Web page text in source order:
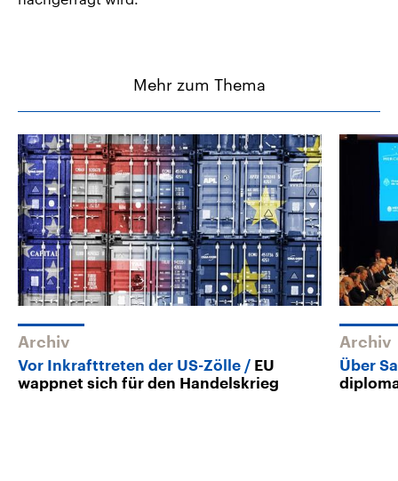
Mehr zum Thema
Archiv
Vor Inkrafttreten der US-Zölle
EU
wappnet sich für den Handelskrieg
Archiv
Über